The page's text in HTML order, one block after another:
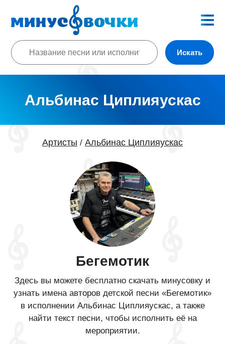
Искать
Альбинас Циплияускас
Артисты / Альбинас Циплияускас
Бегемотик
Здесь вы можете бесплатно скачать минусовку и
узнать имена авторов детской песни «Бегемотик»
в исполнении Альбинас Циплияускас, а также
найти текст песни, чтобы исполнить её на
мероприятии.